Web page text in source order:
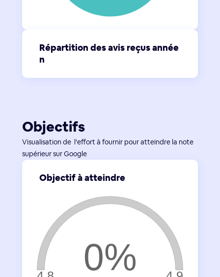
Répartition des avis reçus année
n
Objectifs
Visualisation de l'effort à fournir pour atteindre la note
supérieur sur Google
Objectif à atteindre